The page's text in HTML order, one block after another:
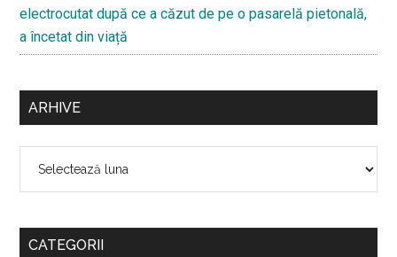
electrocutat după ce a căzut de pe o pasarelă pietonală,
a încetat din viață
ARHIVE
CATEGORII